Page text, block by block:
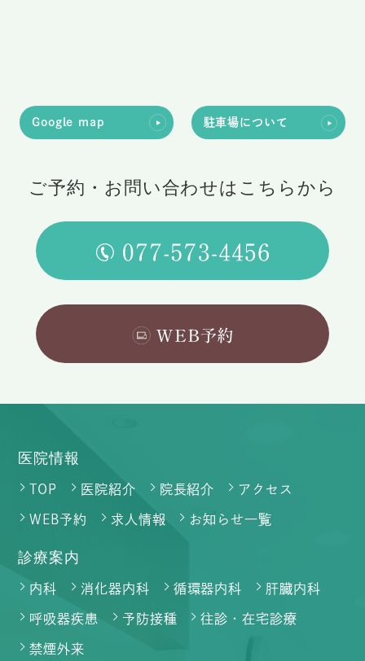
Google map 駐車場について
ご予約・お問い合わせはこちらから
医院情報
TOP 医院紹介 院長紹介 アクセス
WEB予約 求人情報 お知らせ一覧
診療案内
内科 消化器内科 循環器内科 肝臓内科
呼吸器疾患 予防接種 往診・在宅診療
禁煙外来